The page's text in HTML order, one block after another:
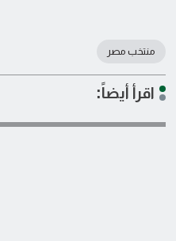
منتخب مصر
اقرأ أيضاً: